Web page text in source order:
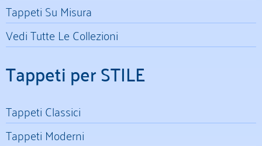
Tappeti Su Misura
Vedi Tutte Le Collezioni
Tappeti per STILE
Tappeti Classici
Tappeti Moderni